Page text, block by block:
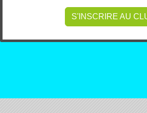
S'INSCRIRE AU